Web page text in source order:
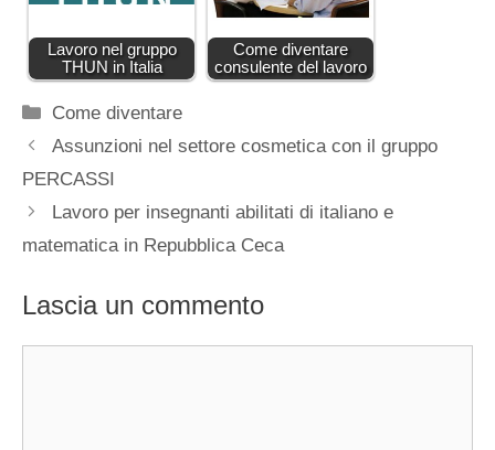
Lavoro nel gruppo
THUN in Italia
Come diventare
consulente del lavoro
Categorie
Come diventare
Assunzioni nel settore cosmetica con il gruppo
PERCASSI
Lavoro per insegnanti abilitati di italiano e
matematica in Repubblica Ceca
Lascia un commento